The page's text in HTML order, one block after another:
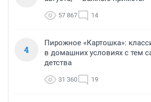
57 867 14
4
Пирожное «Картошка»:
в домашних условиях с тем
детства
31 360 19